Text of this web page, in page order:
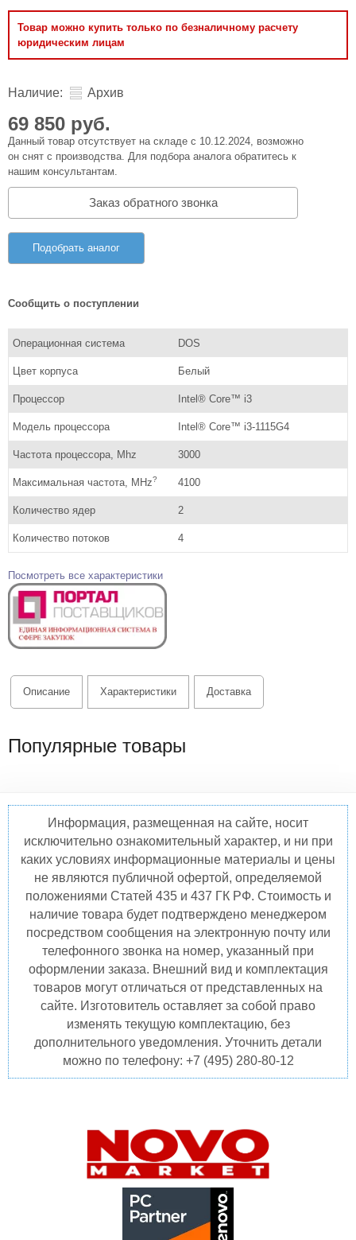
Товар можно купить только по безналичному расчету
юридическим лицам
Наличие: Архив
69 850 руб.
Данный товар отсутствует на складе с 10.12.2024, возможно
он снят с производства. Для подбора аналога обратитесь к
нашим консультантам.
Заказ обратного звонка
Подобрать аналог
Сообщить о поступлении
Операционная система DOS
Цвет корпуса Белый
Процессор Intel® Core™ i3
Модель процессора Intel® Core™ i3-1115G4
Частота процессора, Mhz 3000
Максимальная частота, MHz? 4100
Количество ядер 2
Количество потоков 4
Посмотреть все характеристики
Описание Характеристики Доставка
Популярные товары
Информация, размещенная на сайте, носит
исключительно ознакомительный характер, и ни при
каких условиях информационные материалы и цены
не являются публичной офертой, определяемой
положениями Статей 435 и 437 ГК РФ. Стоимость и
наличие товара будет подтверждено менеджером
посредством сообщения на электронную почту или
телефонного звонка на номер, указанный при
оформлении заказа. Внешний вид и комплектация
товаров могут отличаться от представленных на
сайте. Изготовитель оставляет за собой право
изменять текущую комплектацию, без
дополнительного уведомления. Уточнить детали
можно по телефону: +7 (495) 280-80-12